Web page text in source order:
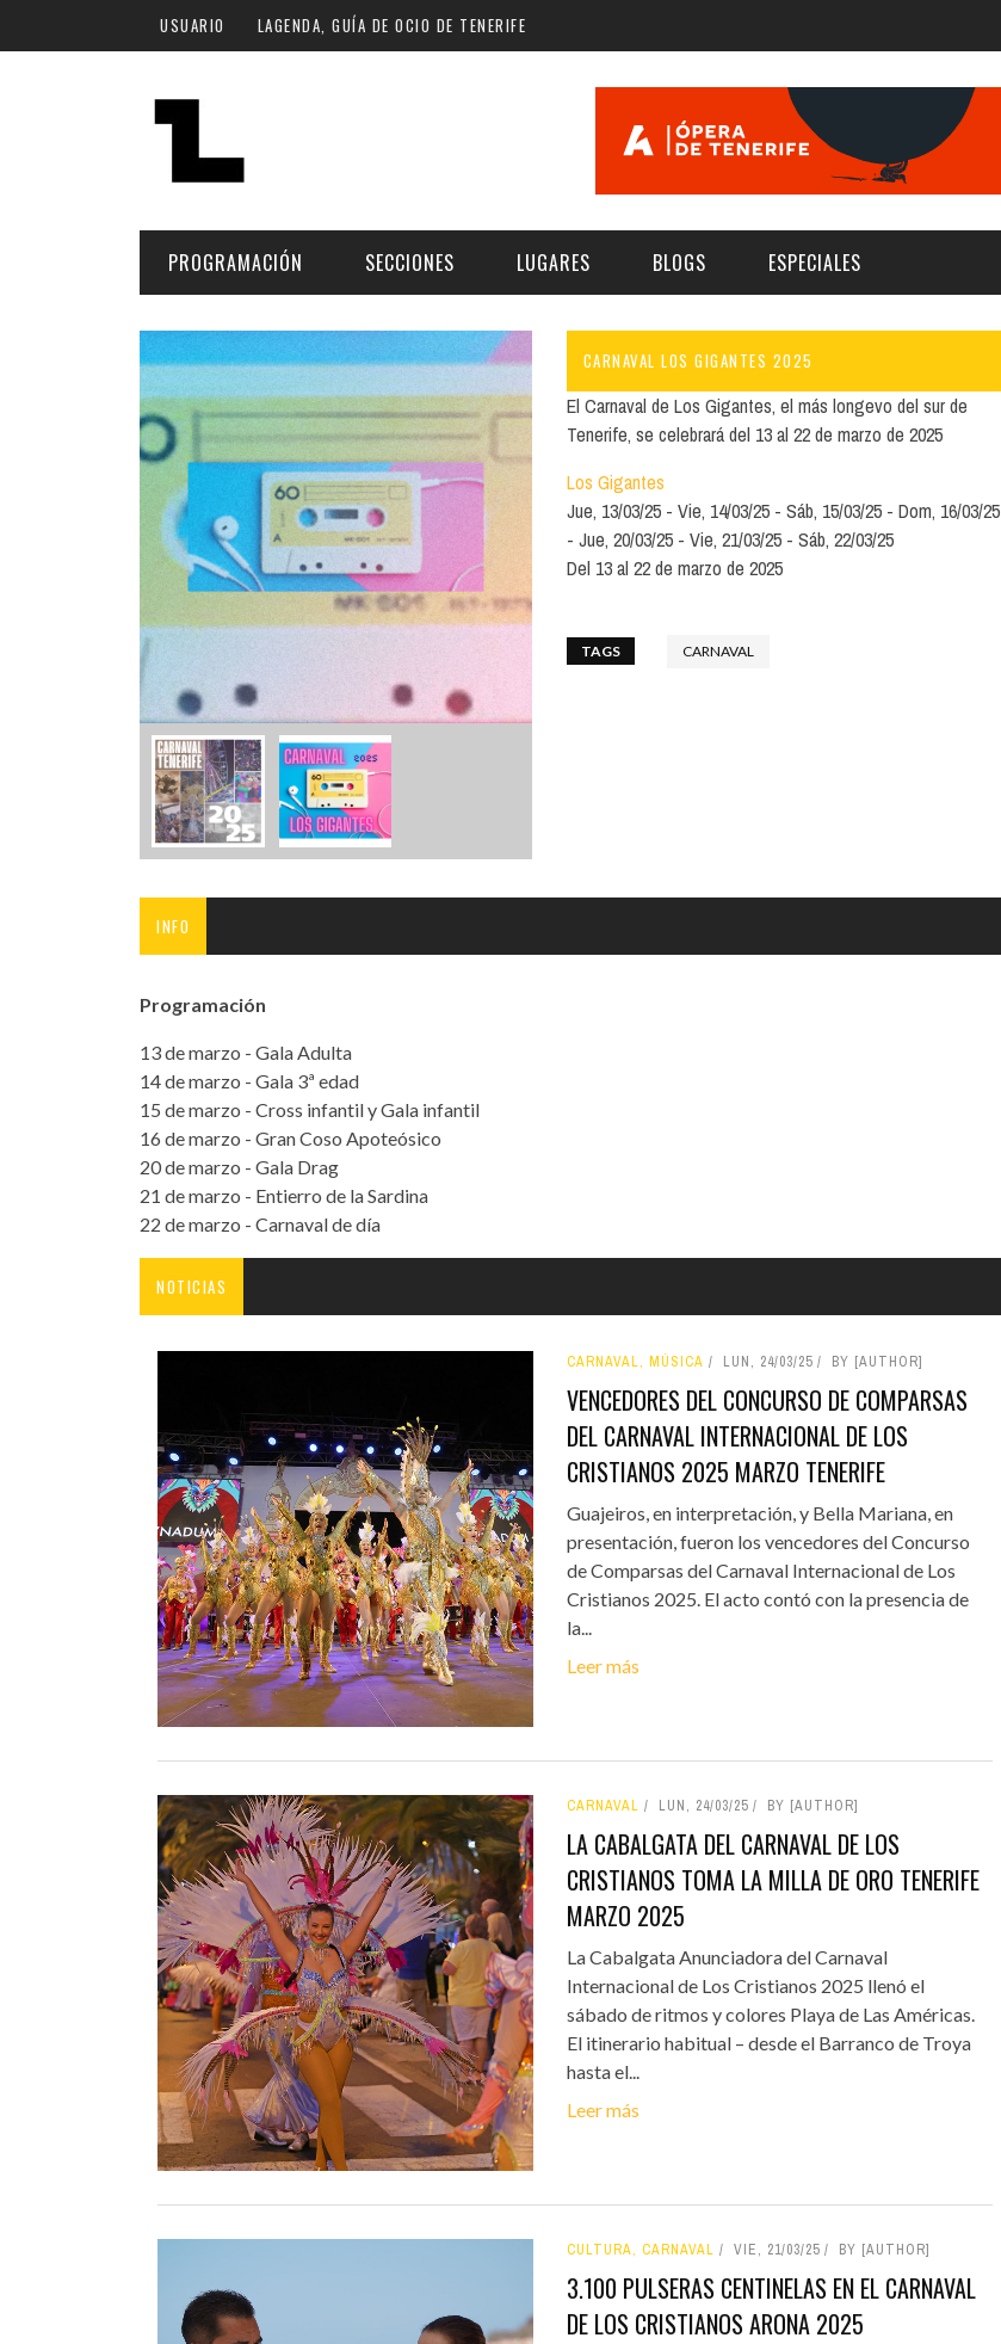
Pasar al contenido principal
USUARIO LAGENDA, GUÍA DE OCIO DE TENERIFE
PROGRAMACIÓN
FECHA
Hoy
Plan Finde
LUGAR
Norte
Santa Cruz | La Laguna
Cultura
Gastro
SECCIONES
MÚSICA
ESCÉNICAS
CULTURA
GASTRONOMÍA
INFANTIL
LUGARES
ARTE | MUSEOS
SALAS Y AUDITORIOS
ESPACIOS CULTURALES
LOCALES CON ACTUACIONES
COMERCIO
FORMATIVO
BLOGS ESPECIALES
FESTIVAL BOREAL 2026
FESTIVAL TAGANANA 2026
TENERIFE PHE FESTIVAL 2026
XXVII VERANO DE CUENTO
CARNAVAL LOS GIGANTES 2025
El Carnaval de Los Gigantes, el más longevo del sur de
Tenerife, se celebrará del 13 al 22 de marzo de 2025
Los Gigantes
Jue, 13/03/25
Vie, 14/03/25 Sáb, 15/03/25
Dom, 16/03/25
Jue, 20/03/25
Vie, 21/03/25
Sáb, 22/03/25
Del 13 al 22 de marzo de 2025
TAGS CARNAVAL
INFO
Programación
13 de marzo - Gala Adulta
14 de marzo - Gala 3ª edad
15 de marzo - Cross infantil y Gala infantil
16 de marzo - Gran Coso Apoteósico
20 de marzo - Gala Drag
21 de marzo - Entierro de la Sardina
22 de marzo - Carnaval de día
NOTICIAS
CARNAVAL, MÚSICA LUN, 24/03/25 BY [AUTHOR]
VENCEDORES DEL CONCURSO DE COMPARSAS
DEL CARNAVAL INTERNACIONAL DE LOS
CRISTIANOS 2025 MARZO TENERIFE
Guajeiros, en interpretación, y Bella Mariana, en
presentación, fueron los vencedores del Concurso
de Comparsas del Carnaval Internacional de Los
Cristianos 2025. El acto contó con la presencia de
la...
Leer más
CARNAVAL LUN, 24/03/25 BY [AUTHOR]
LA CABALGATA DEL CARNAVAL DE LOS
CRISTIANOS TOMA LA MILLA DE ORO TENERIFE
MARZO 2025
La Cabalgata Anunciadora del Carnaval
Internacional de Los Cristianos 2025 llenó el
sábado de ritmos y colores Playa de Las Américas.
El itinerario habitual – desde el Barranco de Troya
hasta el...
Leer más
CULTURA, CARNAVAL VIE, 21/03/25 BY [AUTHOR]
3.100 PULSERAS CENTINELAS EN EL CARNAVAL
DE LOS CRISTIANOS ARONA 2025